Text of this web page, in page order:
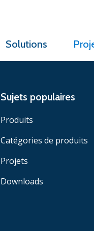
Solutions
Sujets populaires
Produits
Catégories de produits
Projets
Downloads